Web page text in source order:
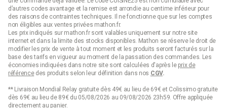
d’autres codes avantage et la remise est arrondie au centime inférieur pour
des raisons de contraintes techniques. Il ne fonctionne que sur les comptes
non éligibles aux ventes privées mathon.fr.
Les prix indiqués sur mathon.fr sont valables uniquement sur notre site
internet et dans la limite des stocks disponibles. Mathon se réserve le droit de
modifier les prix de vente à tout moment et les produits seront facturés sur la
base des tarifs en vigueur au moment de la passation des commandes. Les
économies indiquées dans notre site sont calculées d'après le prix de
référencedes produits selon leur définition dans nos CGV.
** Livraison Mondial Relay gratuite dès 49€ au lieu de 69€ et Colissimo gratuite
dès 69€ au lieu de 89€ du 05/08/2026 au 09/08/2026 23h59. Offre appliquée
directement au panier.